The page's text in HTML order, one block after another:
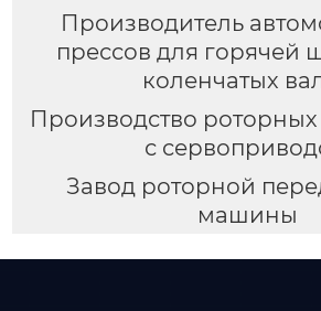
Производитель
прессов для горячей
коленчатых
Производство
с
Завод роторной
машины